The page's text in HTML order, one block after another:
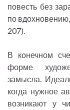
повесть без
по
207).
В конечном
форме
замысла.
когда нужное
возникают у